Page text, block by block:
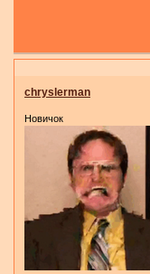
chryslerman
Новичок